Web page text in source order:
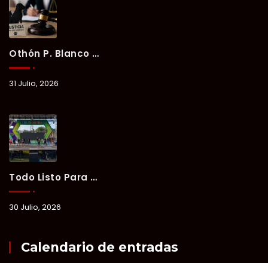
Othón P. Blanco Refrenda Su Compromiso Contra El Maltrato Animal: Vinculan A Proceso A Presunto Responsable Tras Denuncia Del Ayuntamiento.
31 Julio, 2026
Todo Listo Para “Verano Xul-Há 2026”; Un Fin De Semana De Deporte, Música Y Convivencia Familiar.
30 Julio, 2026
Calendario de entradas